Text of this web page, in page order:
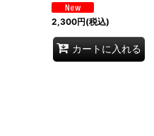
2,300円(税込)
カートに入れる